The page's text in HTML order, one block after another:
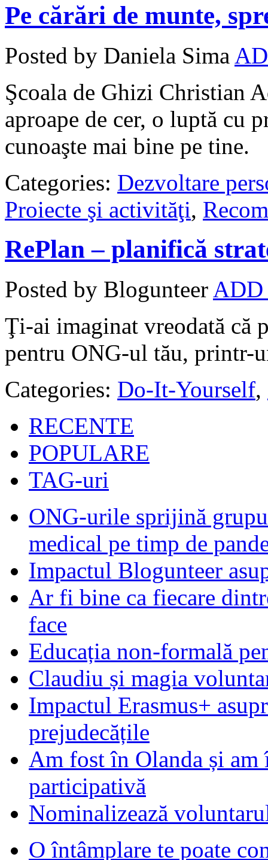
Pe cărări de munte,
Posted by Daniela Sima
Şcoala de Ghizi Christian
aproape de cer, o luptă cu
cunoaşte mai bine pe tine.
Categories: Dezvoltare
Proiecte şi activităţi,
RePlan – planifică
Posted by Blogunteer ADD
Ţi-ai imaginat vreodată că
pentru ONG-ul tău, printr-
Categories: Do-It-Yourself,
RECENTE
POPULARE
TAG-uri
ONG-urile sprijină
medical pe timp de
Impactul Blogunteer
Ar fi bine ca fiecare
face
Educația non-formală
Claudiu și magia
Impactul Erasmus+
prejudecățile
Am fost în Olanda și am
participativă
Nominalizează
O întâmplare te poate